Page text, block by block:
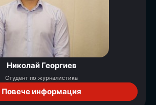
Никoлай Георгиев
Студент по журналистика
Повече информация